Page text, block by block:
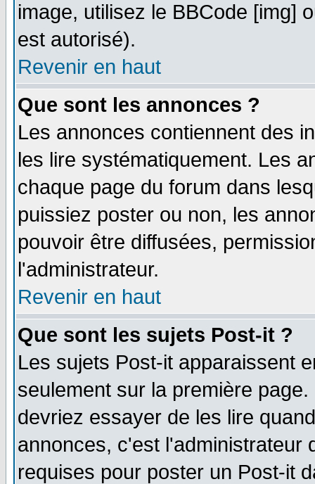
image, utilisez le BBCode [img]
est autorisé).
Revenir en haut
Que sont les annonces ?
Les annonces contiennent des
les lire systématiquement. Les
chaque page du forum dans
puissiez poster ou non, les
pouvoir être diffusées,
l'administrateur.
Revenir en haut
Que sont les sujets Post-it ?
Les sujets Post-it apparaissent
seulement sur la première
devriez essayer de les lire
annonces, c'est l'administrateur
requises pour poster un Post-it